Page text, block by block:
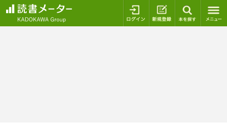
ログイン 新規登録